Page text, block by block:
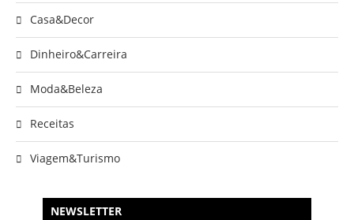
Casa&Decor
Dinheiro&Carreira
Moda&Beleza
Receitas
Viagem&Turismo
NEWSLETTER